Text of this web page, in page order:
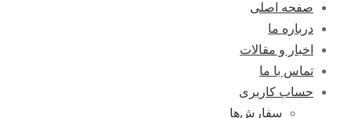
صفحه اصلی
درباره ما
اخبار و مقالات
تماس با ما
حساب کاربری
سفارش‌ها